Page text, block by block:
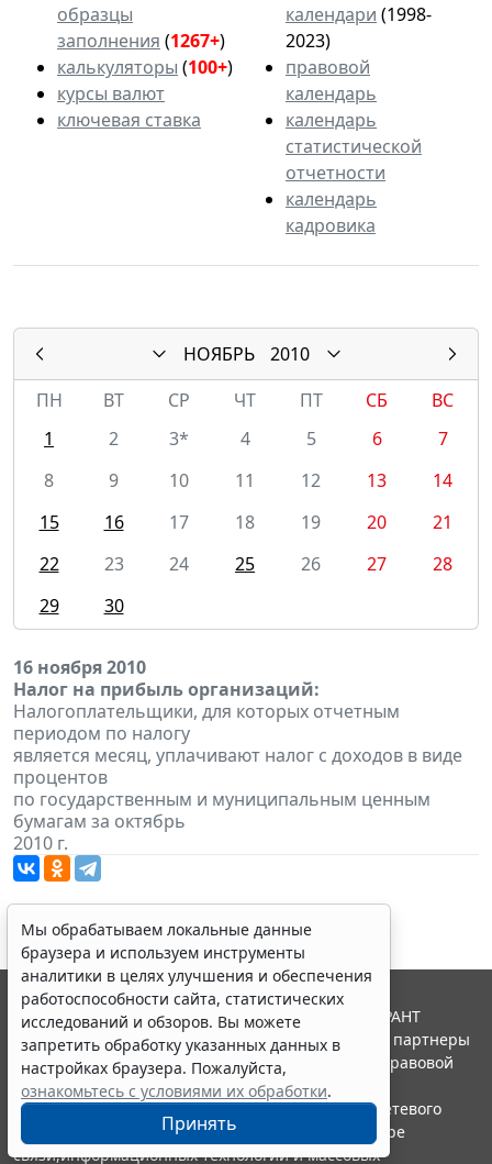
образцы
заполнения (1267+)
калькуляторы (100+)
курсы валют
ключевая ставка
календари (1998-
2023)
правовой
календарь
календарь
статистической
отчетности
календарь
кадровика
НОЯБРЬ
2010
ПН
ВТ СР ЧТ ПТ СБ
ВС
1
2 3* 4 5 6
7
8
9 10 11 12 13
14
15
16 17 18 19 20
21
22
23 24 25 26 27
28
29
30
16 ноября 2010
Налог на прибыль организаций:
Налогоплательщики, для которых отчетным
периодом по налогу
является месяц, уплачивают налог с доходов в виде
процентов
по государственным и муниципальным ценным
бумагам за октябрь
2010 г.
Мы обрабатываем локальные данные
браузера и используем инструменты
аналитики в целях улучшения и обеспечения
работоспособности сайта, статистических
исследований и обзоров. Вы можете
запретить обработку указанных данных в
настройках браузера. Пожалуйста,
ознакомьтесь с условиями их обработки.
Принять
© ООО "НПП "ГАРАНТ-СЕРВИС", 2026. Система ГАРАНТ
выпускается с 1990 года. Компания "Гарант" и ее партнеры
являются участниками Российской ассоциации правовой
информации ГАРАНТ.
Портал ГАРАНТ.РУ зарегистрирован в качестве сетевого
издания Федеральной службой по надзору в сфере
связи,информационных технологий и массовых